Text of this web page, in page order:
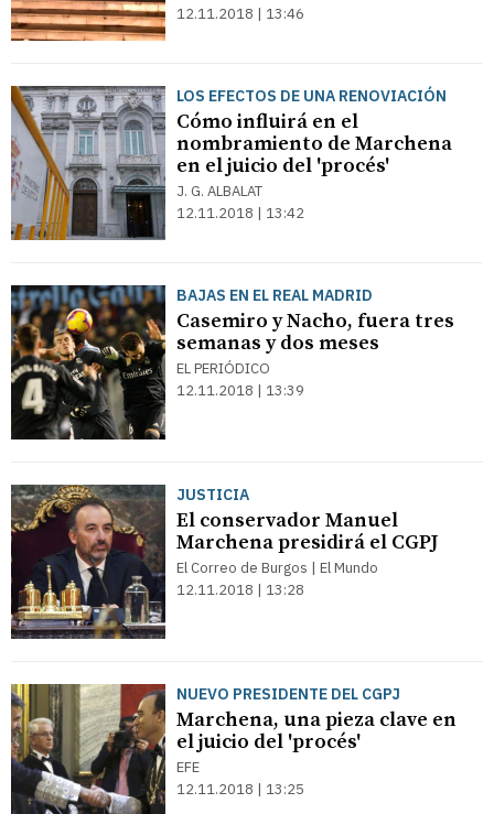
12.11.2018 | 13:46
LOS EFECTOS DE UNA RENOVIACIÓN
Cómo influirá en el
nombramiento de Marchena
en el juicio del 'procés'
J. G. ALBALAT
12.11.2018 | 13:42
BAJAS EN EL REAL MADRID
Casemiro y Nacho, fuera tres
semanas y dos meses
EL PERIÓDICO
12.11.2018 | 13:39
JUSTICIA
El conservador Manuel
Marchena presidirá el CGPJ
El Correo de Burgos | El Mundo
12.11.2018 | 13:28
NUEVO PRESIDENTE DEL CGPJ
Marchena, una pieza clave en
el juicio del 'procés'
EFE
12.11.2018 | 13:25